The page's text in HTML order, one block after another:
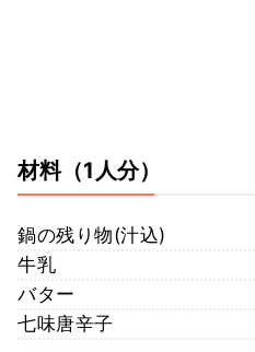
材料（1人分）
鍋の残り物(汁込)
牛乳
バター
七味唐辛子